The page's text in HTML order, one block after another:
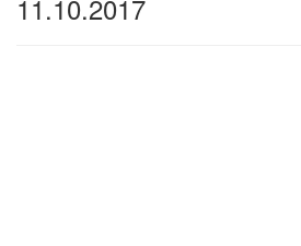
11.10.2017